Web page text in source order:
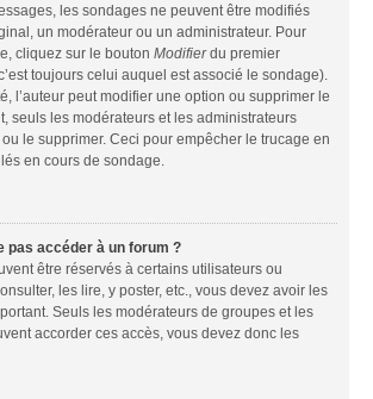
les sondages ne peuvent être modifiés
un modérateur ou un administrateur. Pour
cliquez sur le bouton Modifierdu premier
toujours celui auquel est associé le sondage).
l’auteur peut modifier une option ou supprimer le
seuls les modérateurs et les administrateurs
le supprimer. Ceci pour empêcher le trucage en
en cours de sondage.
pas accéder à un forum ?
être réservés à certains utilisateurs ou
les lire, y poster, etc., vous devez avoir les
Seuls les modérateurs de groupes et les
accorder ces accès, vous devez donc les